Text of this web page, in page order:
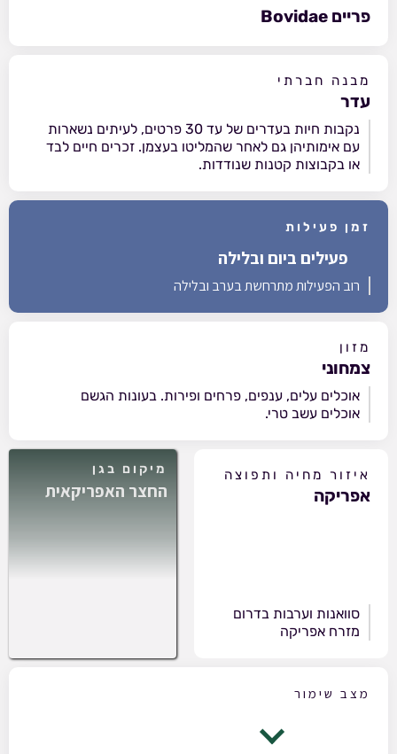
פריים Bovidae
מבנה חברתי
עדר
נקבות חיות בעדרים של עד 30 פרטים, לעיתים נשארות
עם אימותיהן גם לאחר שהמליטו בעצמן. זכרים חיים לבד
או בקבוצות קטנות שנודדות.
זמן פעילות
פעילים ביום ובלילה
רוב הפעילות מתרחשת בערב ובלילה
מזון
צמחוני
אוכלים עלים, ענפים, פרחים ופירות. בעונות הגשם
אוכלים עשב טרי.
איזור מחיה ותפוצה
אפריקה
סוואנות וערבות בדרום
מזרח אפריקה
מיקום בגן
החצר האפריקאית
מצב שימור